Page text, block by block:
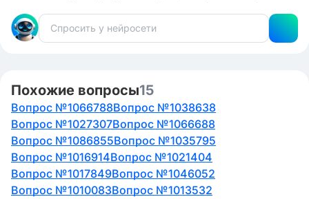
Похожие вопросы15
Вопрос №1066788Вопрос №1038638
Вопрос №1027307Вопрос №1066688
Вопрос №1086855Вопрос №1035795
Вопрос №1016914Вопрос №1021404
Вопрос №1017849Вопрос №1046052
Вопрос №1010083Вопрос №1013532